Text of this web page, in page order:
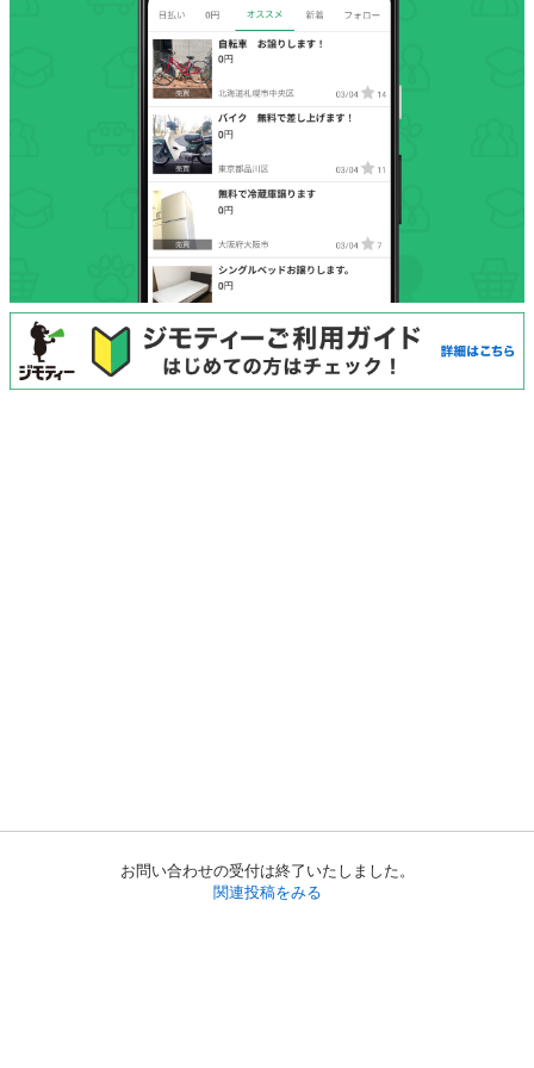
お問い合わせの受付は終了いたしました。
関連投稿をみる